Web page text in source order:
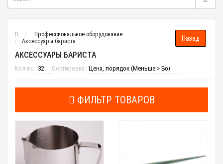
Профессиональное оборудование
Аксессуары бариста
АКСЕССУАРЫ БАРИСТА
Кол-во: Сортировка:
ФИЛЬТР ТОВАРОВ